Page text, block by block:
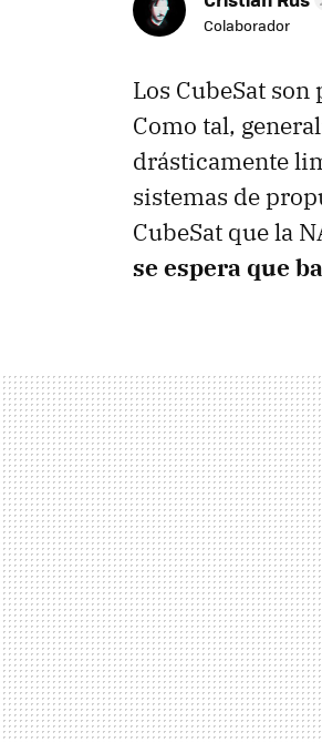
Colaborador
Los CubeSat
Como tal,
drásticamente
sistemas de
CubeSat que la
se espera que